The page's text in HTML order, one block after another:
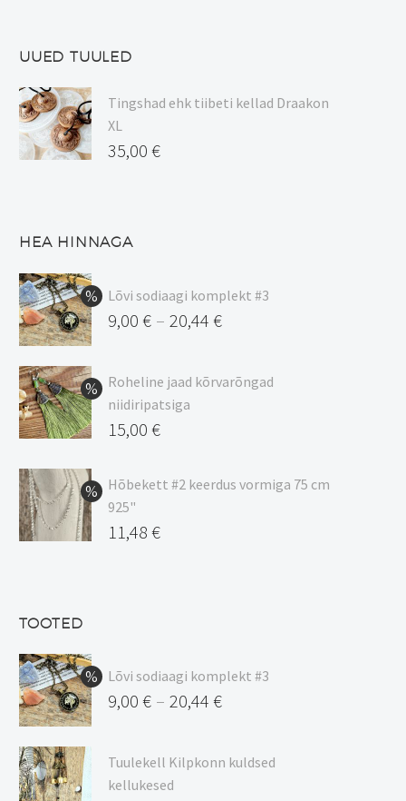
UUED TUULED
Tingshad ehk tiibeti kellad Draakon
XL
35,00 €
HEA HINNAGA
Lõvi sodiaagi komplekt #3
9,00 € – 20,44 €
9,00 €
kuni
20,44 €
Roheline jaad kõrvarõngad
niidiripatsiga
Algne
oli:
17,00 €.
15,00 €
hind
on:
15,00 €.
Hõbekett #2 keerdus vormiga 75 cm
925"
Algne
11,48 €
TOOTED
Lõvi sodiaagi komplekt #3
9,00 € – 20,44 €
9,00 €
kuni
Tuulekell Kilpkonn kuldsed
kellukesed